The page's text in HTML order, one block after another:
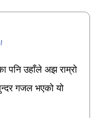
पनि उहाँले अझ राम्रो
गजल भएको यो